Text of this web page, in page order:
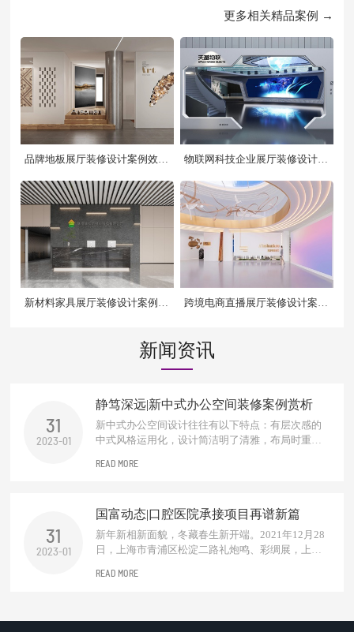
更多相关精品案例 →
品牌地板展厅装修设计案例效果
物联网科技企业展厅装修设计案
新材料家具展厅装修设计案例效
跨境电商直播展厅装修设计案例
新闻资讯
31
2023-01
静笃深远|新中式办公空间装修案例赏析
新中式办公空间设计往往有以下特点：有层次感的
中式风格运用化，设计简洁明了清雅，布局时重视
会进行适当的分区。对于需要进行阻挡视线的地
繁为简，独处一隅，品淡淡茗...
READ MORE
31
2023-01
国富动态|口腔医院承接项目再谱新篇
新年新相新面貌，冬藏春生新开端。2021年12月28
日，上海市青浦区松淀二路礼炮鸣、彩绸展，上海
方浙江国富装饰到场诚意祝贺。千里之行始于足
建民口腔永远在前进的道路上，在专业领域...
READ MORE